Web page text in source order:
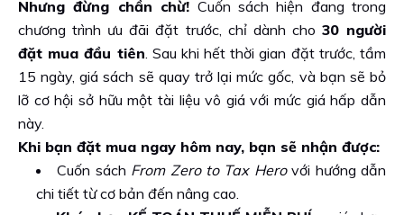
Nhưng đừng chần chừ! Cuốn sách hiện đang trong
chương trình ưu đãi đặt trước, chỉ dành cho 30 người
đặt mua đầu tiên . Sau khi hết thời gian đặt trước, tầm
15 ngày, giá sách sẽ quay trở lại mức gốc, và bạn sẽ bỏ
lỡ cơ hội sở hữu một tài liệu vô giá với mức giá hấp dẫn
này.
Khi bạn đặt mua ngay hôm nay, bạn sẽ nhận được:
Cuốn sách From Zero to Tax Herovới hướng dẫn
chi tiết từ cơ bản đến nâng cao.